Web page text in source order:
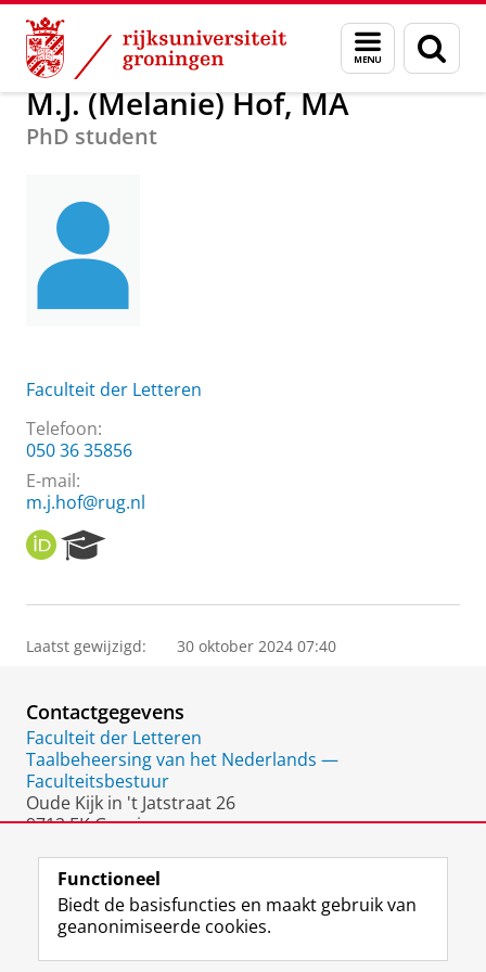
Skip
Content
Skip
Navigation
Menu
en
zoeken
Over ons M.J. (Melanie) Hof, MA
M.J. (Melanie) Hof, MA
PhD student
Faculteit der Letteren
Telefoon:
050 36 35856
E-mail:
m.j.hof@rug.nl
O
R
I
e
r
P
o
r
t
a
l
Laatst gewijzigd: 30 oktober 2024 07:40
Contactgegevens
Faculteit der Letteren
Taalbeheersing van het Nederlands —
Faculteitsbestuur
Oude Kijk in 't Jatstraat 26
9712 EK Groningen
Volg de RUG F L R I Y
Functioneel
Biedt de basisfuncties en maakt gebruik van
geanonimiseerde cookies.